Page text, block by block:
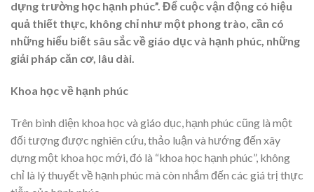
dựng trường học hạnh phúc”. Để cuộc vận động có hiệu
quả thiết thực, không chỉ như một phong trào, cần có
những hiểu biết sâu sắc về giáo dục và hạnh phúc, những
giải pháp căn cơ, lâu dài.
Khoa học về hạnh phúc
Trên bình diện khoa học và giáo dục, hạnh phúc cũng là một
đối tượng được nghiên cứu, thảo luận và hướng đến xây
dựng một khoa học mới, đó là “khoa học hạnh phúc”, không
chỉ là lý thuyết về hạnh phúc mà còn nhắm đến các giá trị thực